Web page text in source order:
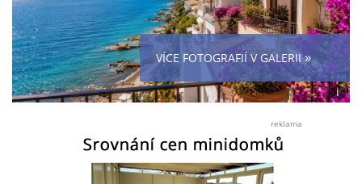
VÍCE FOTOGRAFIÍ V GALERII»
i
Foto:
reklama